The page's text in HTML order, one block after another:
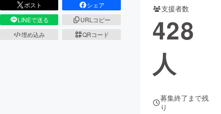
ポスト
シェア
LINEで送る
URLコピー
埋め込み
QRコード
支援者数
428
人
募集終了まで残
り